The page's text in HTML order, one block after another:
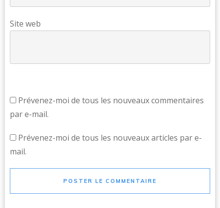
Site web
Prévenez-moi de tous les nouveaux commentaires
par e-mail.
Prévenez-moi de tous les nouveaux articles par e-
mail.
POSTER LE COMMENTAIRE